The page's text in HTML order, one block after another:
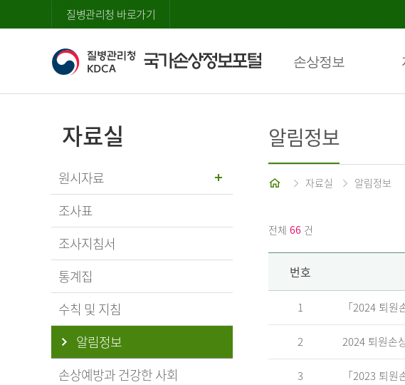
질병관리청 바로가기
손상정보
자료실
원시자료
조사표
조사지침서
통계집
수칙 및 지침
알림정보
손상예방과 건강한 사회
알림정보
홈 자료실 알림정보
전체 66 건
번호
1 「2024 퇴
2 2024 퇴원손
3 「2023 퇴